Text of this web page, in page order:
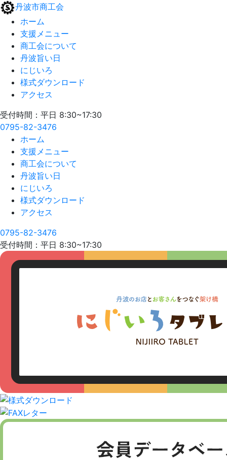
丹波市商工会
ホーム
支援メニュー
商工会について
丹波旨い日
にじいろ
様式ダウンロード
アクセス
受付時間：平日 8:30~17:30
0795-82-3476
ホーム
支援メニュー
商工会について
丹波旨い日
にじいろ
様式ダウンロード
アクセス
0795-82-3476
受付時間：平日 8:30~17:30